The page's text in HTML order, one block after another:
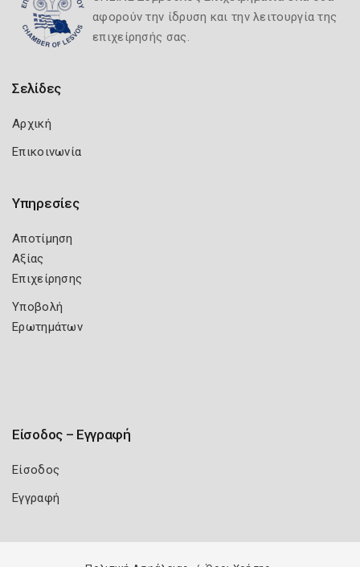
αφορούν την ίδρυση και την λειτουργία της
επιχείρησής σας.
Σελίδες
Αρχική
Επικοινωνία
Υπηρεσίες
Αποτίμηση
Αξίας
Επιχείρησης
Υποβολή
Ερωτημάτων
Είσοδος – Εγγραφή
Είσοδος
Εγγραφή